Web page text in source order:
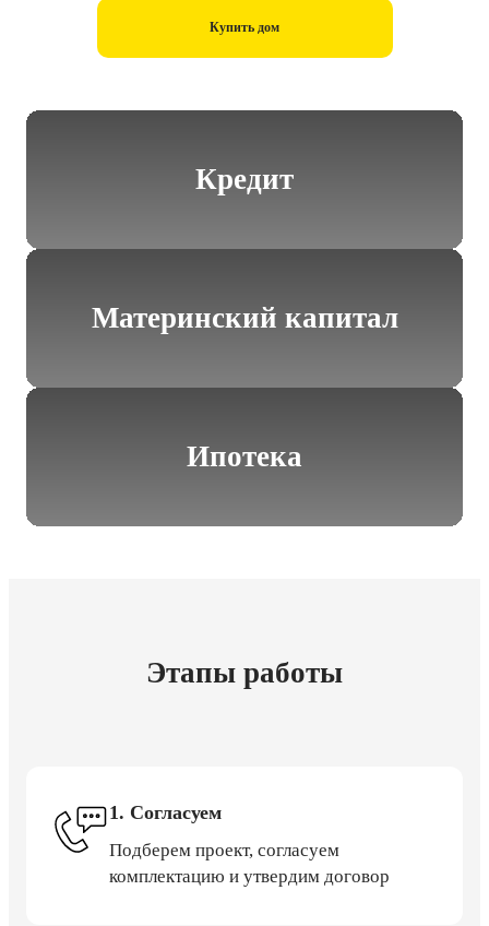
Купить дом
Кредит
Материнский капитал
Ипотека
Этапы работы
1. Согласуем
Подберем проект, согласуем
комплектацию и утвердим договор